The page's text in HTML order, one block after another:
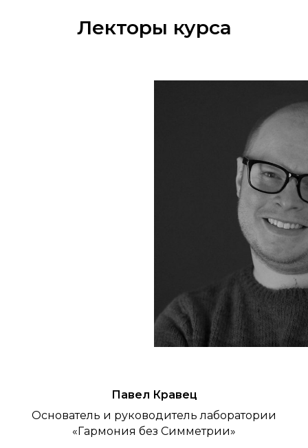
Лекторы курса
Павел Кравец
Основатель и руководитель лаборатории
«Гармония без Симметрии»